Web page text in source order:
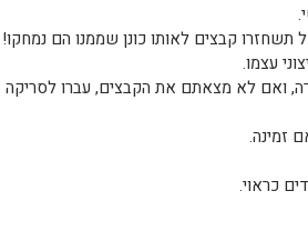
תשחזרו קבצים לאותו כונן שממנו הם נמחקו!
עצמו.
ואם לא מצאתם את הקבצים, עברו לסריקה
זמינה.
כראוי.